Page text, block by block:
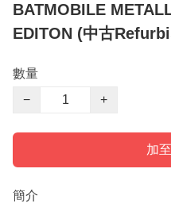
BATMOBILE
EDITON (中古
數量
−
+
加
簡介